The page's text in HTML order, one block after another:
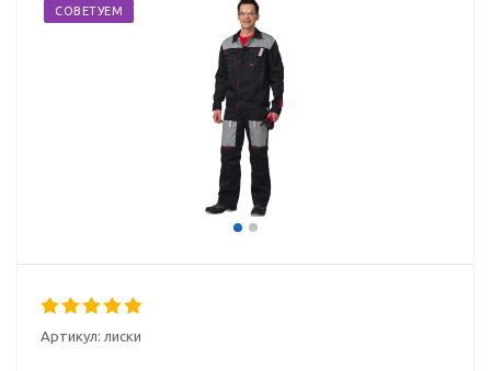
СОВЕТУЕМ
Артикул: лиски